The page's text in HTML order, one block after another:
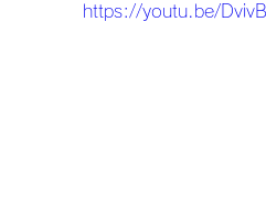
https://youtu.be/